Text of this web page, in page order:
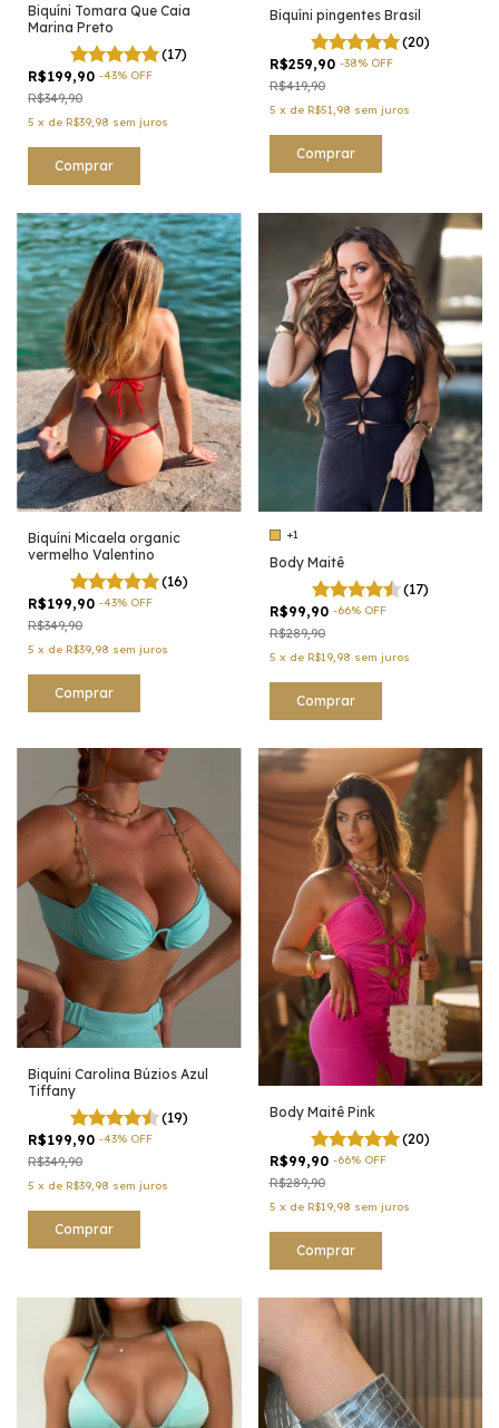
Biquíni Tomara Que Caia
Marina Preto
(17)
R$199,90 -43% OFF
R$349,90
5 x de R$39,98 sem juros
Comprar
Biquíni pingentes Brasil
(20)
R$259,90 -38% OFF
R$419,90
5 x de R$51,98 sem juros
Comprar
Biquíni Micaela organic
vermelho Valentino
(16)
R$199,90 -43% OFF
R$349,90
5 x de R$39,98 sem juros
Comprar
+1
Body Maitê
(17)
R$99,90 -66% OFF
R$289,90
5 x de R$19,98 sem juros
Comprar
Biquíni Carolina Búzios Azul
Tiffany
(19)
R$199,90 -43% OFF
R$349,90
5 x de R$39,98 sem juros
Comprar
Body Maitê Pink
(20)
R$99,90 -66% OFF
R$289,90
5 x de R$19,98 sem juros
Comprar